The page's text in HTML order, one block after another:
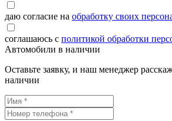
даю согласие на обработку своих
соглашаюсь с политикой обработки
Автомобили в наличии
Оставьте заявку, и наш менеджер
наличии